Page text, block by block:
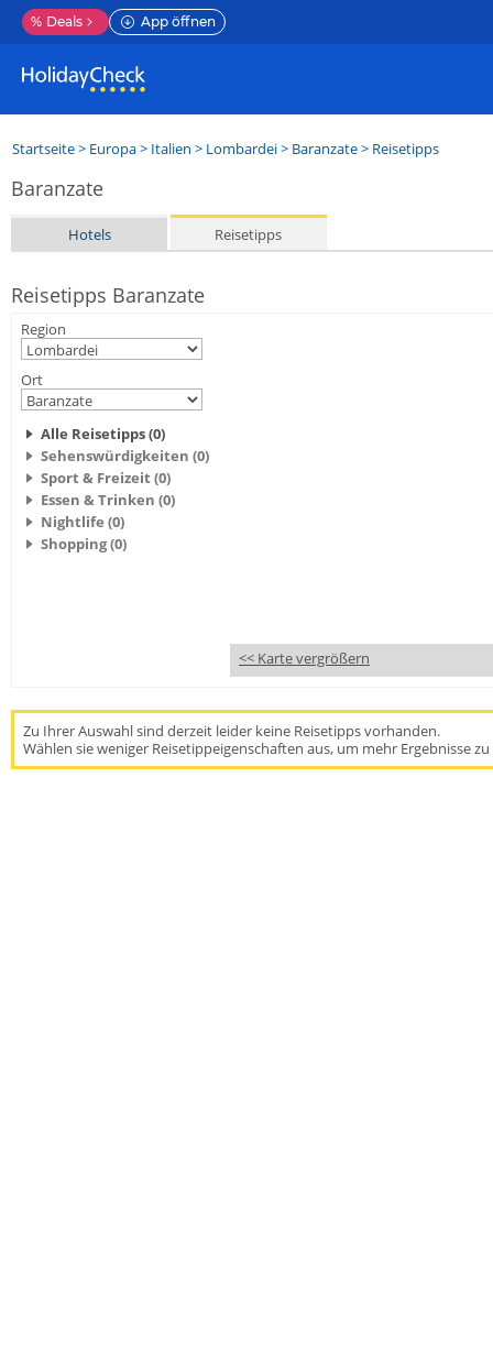
% Deals App öffnen
Startseite> Europa> Italien > Lombardei> Baranzate> Reisetipps
Baranzate
Hotels Reisetipps
Reisetipps Baranzate
Region
Ort
Alle Reisetipps (0)
Sehenswürdigkeiten (0)
Sport & Freizeit (0)
Essen & Trinken (0)
Nightlife (0)
Shopping (0)
<< Karte vergrößern
Zu Ihrer Auswahl sind derzeit leider keine Reisetipps vorhanden.
Wählen sie weniger Reisetippeigenschaften aus, um mehr Ergebnisse